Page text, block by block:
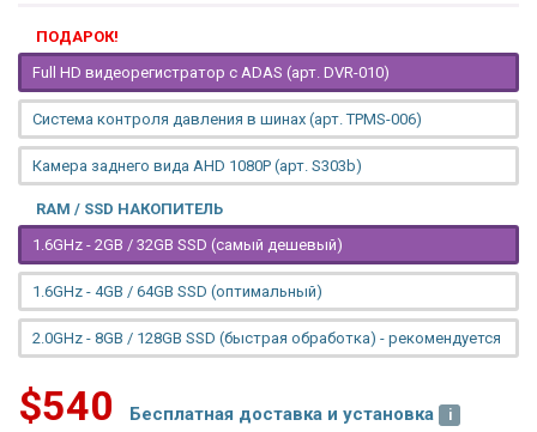
ПОДАРОК!
Full HD видеорегистратор с ADAS (арт. DVR-010)
Система контроля давления в шинах (арт. TPMS-006)
Камера заднего вида AHD 1080P (арт. S303b)
RAM / SSD НАКОПИТЕЛЬ
1.6GHz - 2GB / 32GB SSD (самый дешевый)
1.6GHz - 4GB / 64GB SSD (оптимальный)
2.0GHz - 8GB / 128GB SSD (быстрая обработка) - рекомендуется
$540 Бесплатная доставка и установка